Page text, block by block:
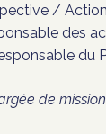
/
des
du
de